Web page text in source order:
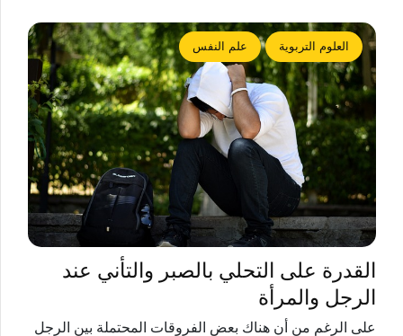
العلوم التربوية علم النفس
القدرة على التحلي بالصبر والتأني عند
الرجل والمرأة
على الرغم من أن هناك بعض الفروقات المحتملة بين الرجل